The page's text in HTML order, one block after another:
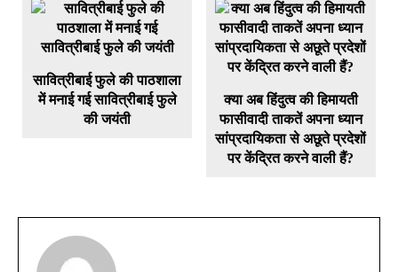
सावित्रीबाई फुले की पाठशाला
में मनाई गई सावित्रीबाई फुले
की जयंती
क्या अब हिंदुत्व की हिमायती
फासीवादी ताकतें अपना ध्यान
सांप्रदायिकता से अछूते प्रदेशों
पर केंद्रित करने वाली हैं?